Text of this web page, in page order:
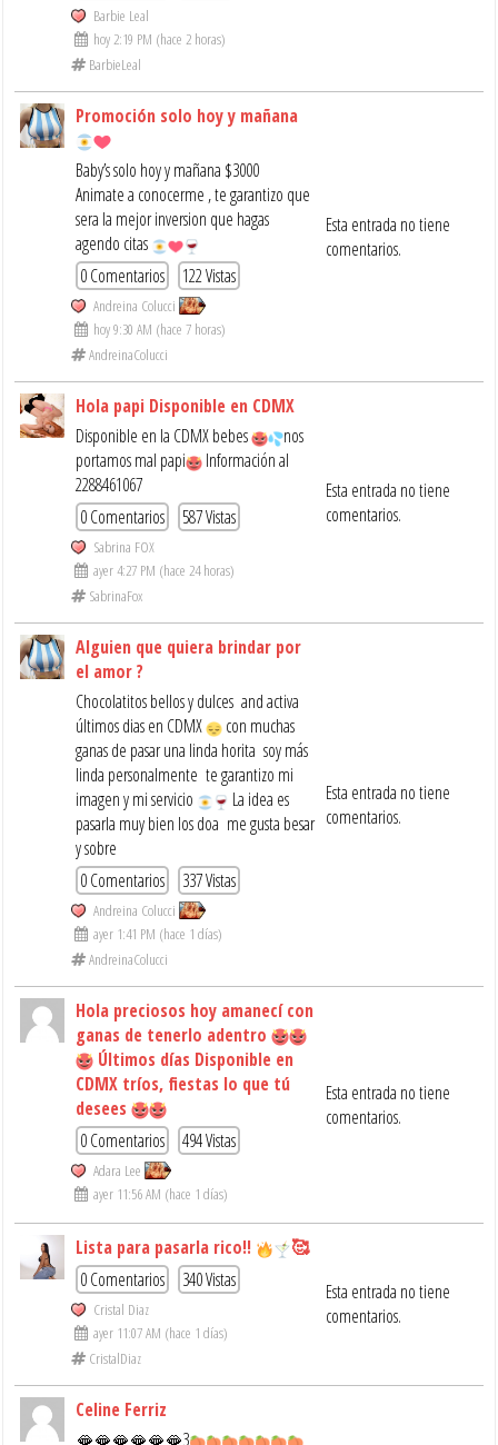
Barbie Leal
hoy 2:19 PM (hace 2 horas)
BarbieLeal
Promoción solo hoy y mañana
Baby’s solo hoy y mañana $3000
Animate a conocerme , te garantizo que
sera la mejor inversion que hagas
agendo citas
0 Comentarios
122 Vistas
Andreina Colucci
hoy 9:30 AM (hace 7 horas)
AndreinaColucci
Esta entrada no tiene
comentarios.
Hola papi Disponible en CDMX
Disponible en la CDMX bebes
nos
portamos mal papi
Información al
2288461067
0 Comentarios
587 Vistas
Sabrina FOX
ayer 4:27 PM (hace 24 horas)
SabrinaFox
Esta entrada no tiene
comentarios.
Alguien que quiera brindar por
el amor ?
Chocolatitos bellos y dulces and activa
últimos dias en CDMX
con muchas
ganas de pasar una linda horita soy más
linda personalmente te garantizo mi
imagen y mi servicio
La idea es
pasarla muy bien los doa me gusta besar
y sobre
0 Comentarios
337 Vistas
Andreina Colucci
ayer 1:41 PM (hace 1 días)
AndreinaColucci
Esta entrada no tiene
comentarios.
Hola preciosos hoy amanecí con
ganas de tenerlo adentro
Últimos días Disponible en
CDMX tríos, fiestas lo que tú
desees
0 Comentarios
494 Vistas
Adara Lee
ayer 11:56 AM (hace 1 días)
Esta entrada no tiene
comentarios.
Lista para pasarla rico!!
🥰
0 Comentarios
340 Vistas
Cristal Diaz
ayer 11:07 AM (hace 1 días)
CristalDiaz
Esta entrada no tiene
comentarios.
Celine Ferriz
🫦🫦🫦🫦🫦🫦3